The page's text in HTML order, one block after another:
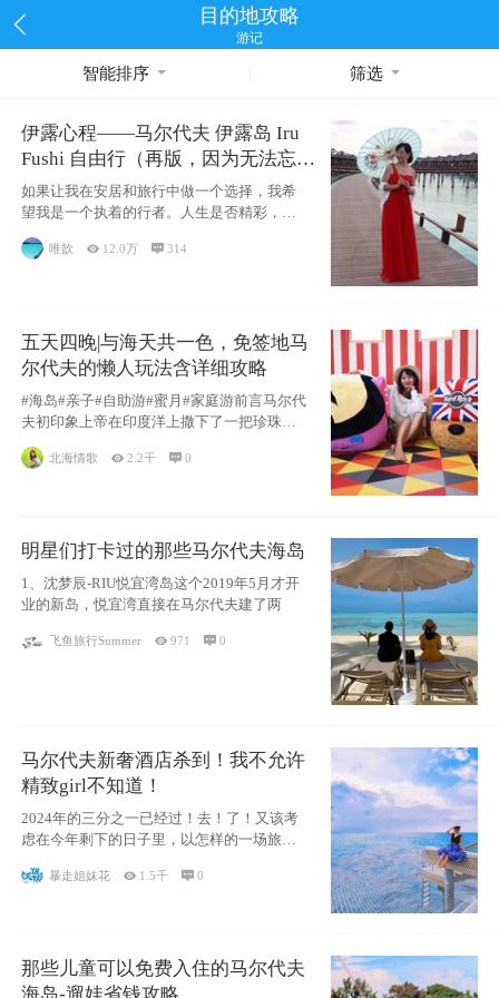
目的地攻略
游记
智能排序 筛选
伊露心程——马尔代夫 伊露岛 Iru
Fushi 自由行（再版，因为无法忘却
的留恋）
如果让我在安居和旅行中做一个选择，我希
望我是一个执着的行者。人生是否精彩，都
源于自己
唯歆  12.0万  314
五天四晚|与海天共一色，免签地马
尔代夫的懒人玩法含详细攻略
#海岛#亲子#自助游#蜜月#家庭游前言马尔代
夫初印象上帝在印度洋上撒下了一把珍珠，
北海情歌 2.2千 0
明星们打卡过的那些马尔代夫海岛
1、沈梦辰-RIU悦宜湾岛这个2019年5月才开
业的新岛，悦宜湾直接在马尔代夫建了两
飞鱼旅行Summer 971 0
马尔代夫新奢酒店杀到！我不允许
精致girl不知道！
2024年的三分之一已经过！去！了！又该考
虑在今年剩下的日子里，以怎样的一场旅行
暴走姐妹花  1.5千 0
那些儿童可以免费入住的马尔代夫